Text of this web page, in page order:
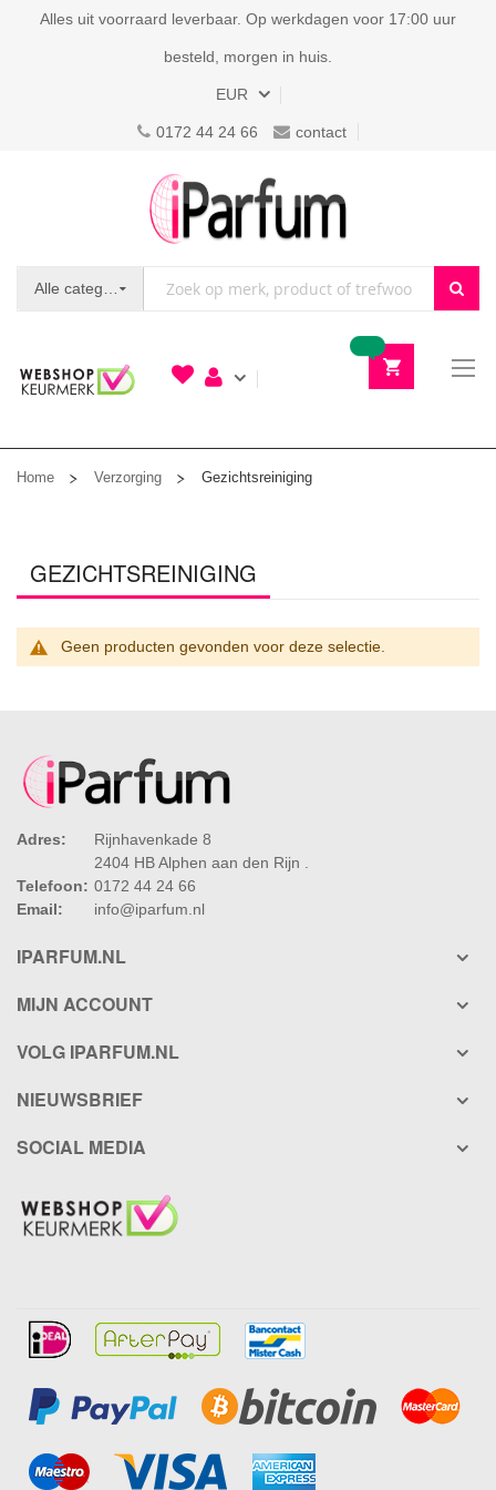
Alles uit voorraard leverbaar. Op werkdagen voor 17:00 uur
besteld, morgen in huis.
EUR
0172 44 24 66 contact
Home Verzorging Gezichtsreiniging
GEZICHTSREINIGING
Geen producten gevonden voor deze selectie.
Adres:
Rijnhavenkade 8
2404 HB Alphen aan den Rijn .
Telefoon: 0172 44 24 66
Email:
info@iparfum.nl
IPARFUM.NL
MIJN ACCOUNT
VOLG IPARFUM.NL
NIEUWSBRIEF
SOCIAL MEDIA